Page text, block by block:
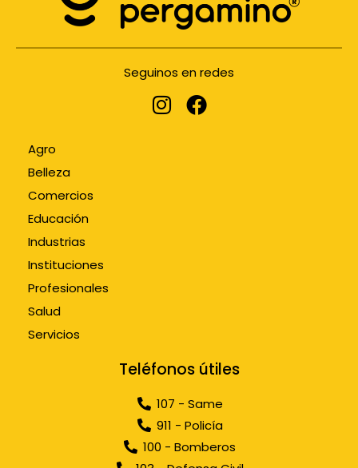
Seguinos en redes
Agro
Belleza
Comercios
Educación
Industrias
Instituciones
Profesionales
Salud
Servicios
Teléfonos útiles
107 - Same
911 - Policía
100 - Bomberos